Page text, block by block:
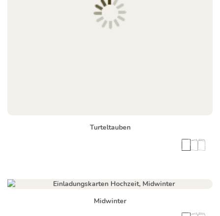
Turteltauben
Midwinter